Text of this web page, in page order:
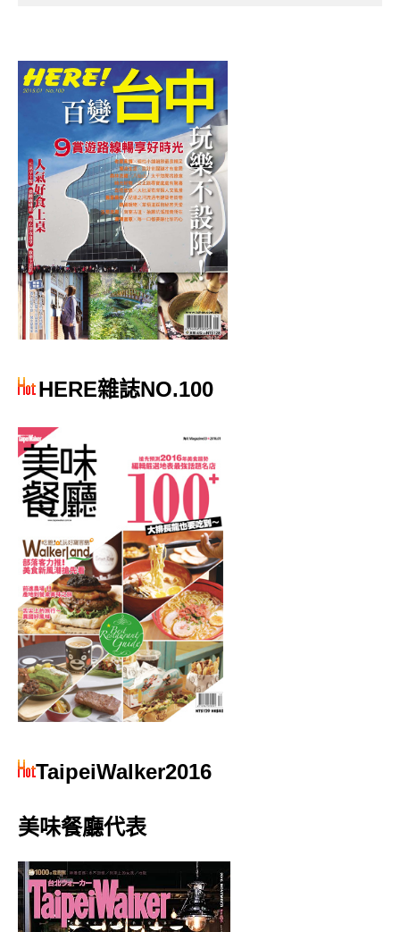
HERE雜誌NO.100
TaipeiWalker2016
美味餐廳代表